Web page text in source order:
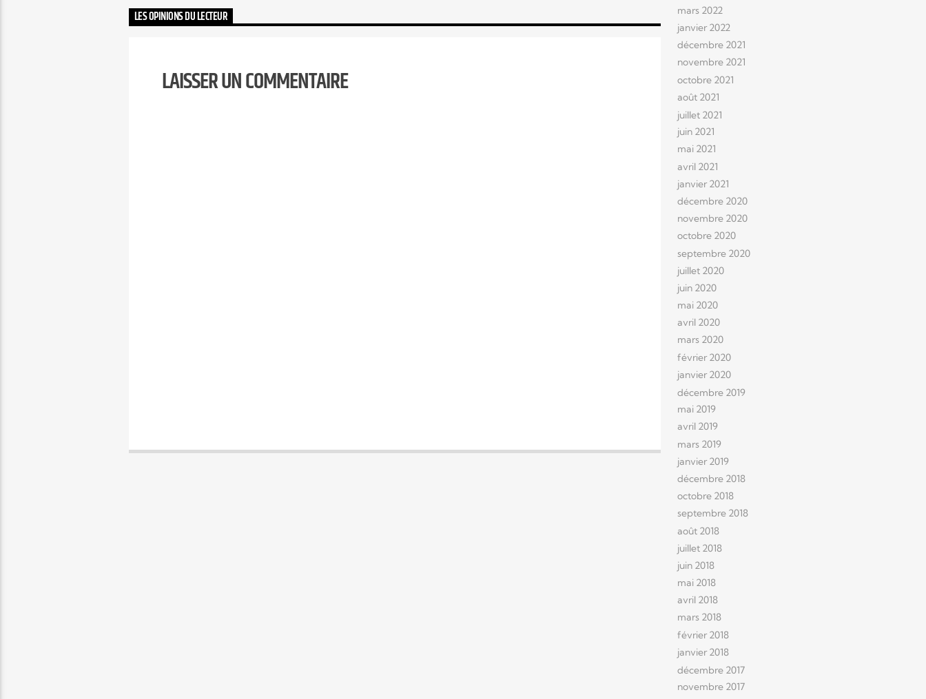
LES OPINIONS DU LECTEUR
LAISSER UN COMMENTAIRE
mars 2022
janvier 2022
décembre 2021
novembre 2021
octobre 2021
août 2021
juillet 2021
juin 2021
mai 2021
avril 2021
janvier 2021
décembre 2020
novembre 2020
octobre 2020
septembre 2020
juillet 2020
juin 2020
mai 2020
avril 2020
mars 2020
février 2020
janvier 2020
décembre 2019
mai 2019
avril 2019
mars 2019
janvier 2019
décembre 2018
octobre 2018
septembre 2018
août 2018
juillet 2018
juin 2018
mai 2018
avril 2018
mars 2018
février 2018
janvier 2018
décembre 2017
novembre 2017